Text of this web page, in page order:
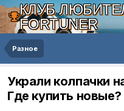
КЛУБ
FORTUNER
Разное
Украли колпачки
Где купить новые?